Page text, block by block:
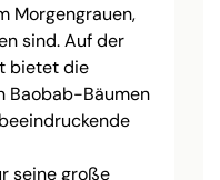
Morgengrauen,
sind. Auf der
bietet die
Baobab-Bäumen
seine große